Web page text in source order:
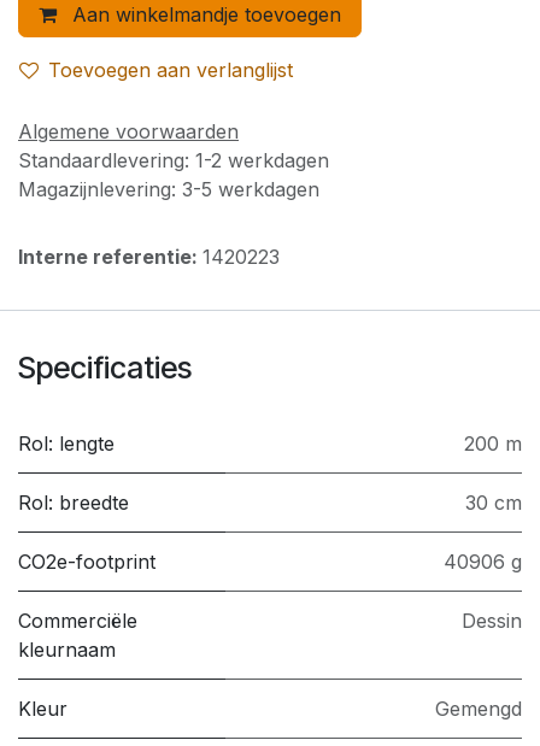
Aan winkelmandje toevoegen
Toevoegen aan verlanglijst
Algemene voorwaarden
Standaardlevering: 1-2 werkdagen
Magazijnlevering: 3-5 werkdagen
Interne referentie: 1420223
Specificaties
Rol: lengte 200 m
Rol: breedte 30 cm
CO2e-footprint 40906 g
Commerciële
kleurnaam
Dessin
Kleur Gemengd